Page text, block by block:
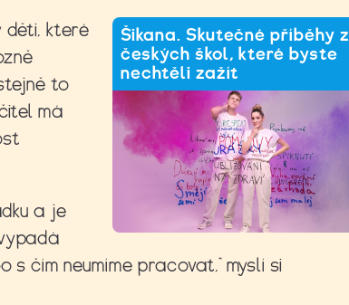
Šikana. Skutečné příběhy z
českých škol, které byste
nechtěli zažít
děti, které
to
má
a je
čím neumíme pracovat,“ myslí si